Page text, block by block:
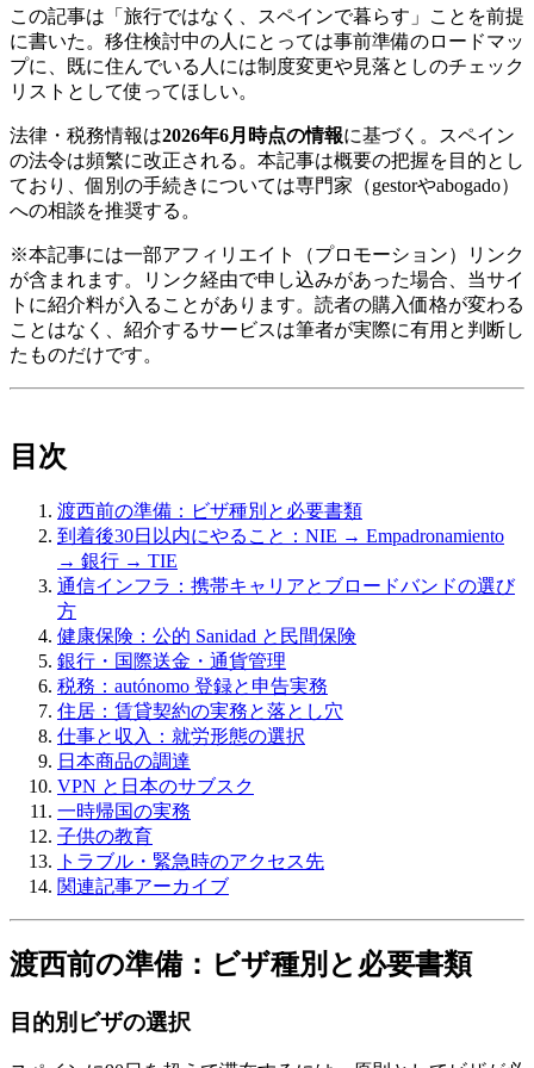
この記事は「旅行ではなく、スペインで暮らす」ことを前提
に書いた。移住検討中の人にとっては事前準備のロードマッ
プに、既に住んでいる人には制度変更や見落としのチェック
リストとして使ってほしい。
法律・税務情報は2026年6月時点の情報に基づく。スペイン
の法令は頻繁に改正される。本記事は概要の把握を目的とし
ており、個別の手続きについては専門家（gestorやabogado）
への相談を推奨する。
※本記事には一部アフィリエイト（プロモーション）リンク
が含まれます。リンク経由で申し込みがあった場合、当サイ
トに紹介料が入ることがあります。読者の購入価格が変わる
ことはなく、紹介するサービスは筆者が実際に有用と判断し
たものだけです。
目次
渡西前の準備：ビザ種別と必要書類
到着後30日以内にやること：NIE → Empadronamiento
→ 銀行 → TIE
通信インフラ：携帯キャリアとブロードバンドの選び
方
健康保険：公的 Sanidad と民間保険
銀行・国際送金・通貨管理
税務：autónomo 登録と申告実務
住居：賃貸契約の実務と落とし穴
仕事と収入：就労形態の選択
日本商品の調達
VPN と日本のサブスク
一時帰国の実務
子供の教育
トラブル・緊急時のアクセス先
関連記事アーカイブ
渡西前の準備：ビザ種別と必要書類
目的別ビザの選択